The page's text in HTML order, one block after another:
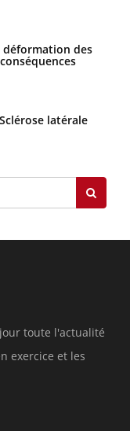
déformation des
latérale
toute l'actualité
exercice et les